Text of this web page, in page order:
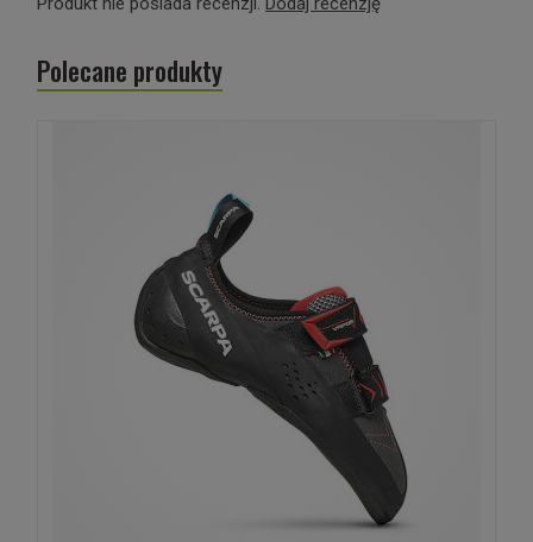
Polecane produkty